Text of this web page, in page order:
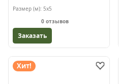
Размер (м): 5х5
0 отзывов
Заказать
Хит!